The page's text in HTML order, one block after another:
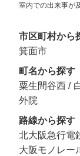
室内での出来事が
市区町村から
箕面市
町名から探す
粟生間谷西 /
外院
路線から探す
北大阪急行電
大阪モノレー